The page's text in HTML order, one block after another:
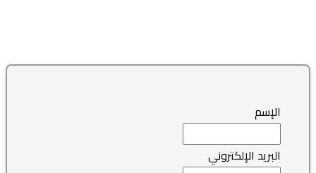
الإسم
البريد الإلكتروني